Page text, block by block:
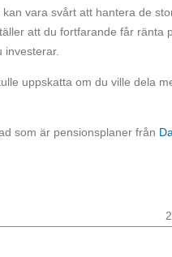
vara svårt att hantera de
att du fortfarande får ränta
uppskatta om du ville dela
som är pensionsplaner från